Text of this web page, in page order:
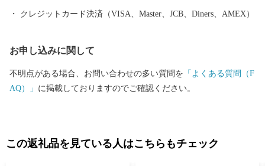
し、お礼品が届くことを必ず事前にご連絡ください。 （「寄附し
時間を頂戴するものがございます。 ・日出町にお住まいの方から
クレジットカード決済（VISA、Master、JCB、Diners、AMEX）
お申し込みに関して
不明点がある場合、お問い合わせの多い質問を 「よくある質問（F
AQ）」 に掲載しておりますのでご確認ください。
この返礼品を見ている人はこちらもチェック